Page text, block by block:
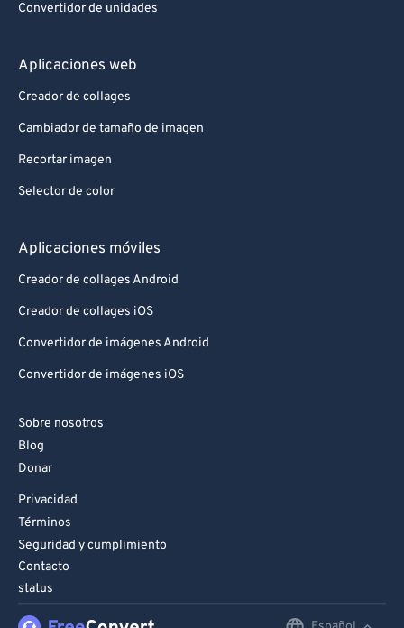
Convertidor de unidades
Aplicaciones web
Creador de collages
Cambiador de tamaño de imagen
Recortar imagen
Selector de color
Aplicaciones móviles
Creador de collages Android
Creador de collages iOS
Convertidor de imágenes Android
Convertidor de imágenes iOS
Sobre nosotros
Blog
Donar
Privacidad
Términos
Seguridad y cumplimiento
Contacto
status